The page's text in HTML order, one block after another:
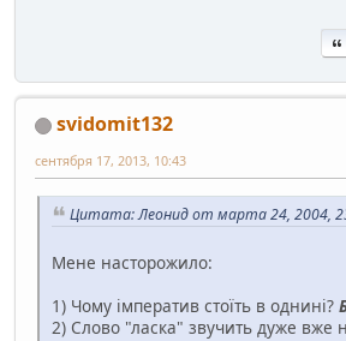
svidomit132
сентября 17, 2013, 10:43
Цитата: Леонид от марта 24, 2004,
Мене насторожило:
1) Чому імператив стоїть в однині?
2) Слово "ласка" звучить дуже вже